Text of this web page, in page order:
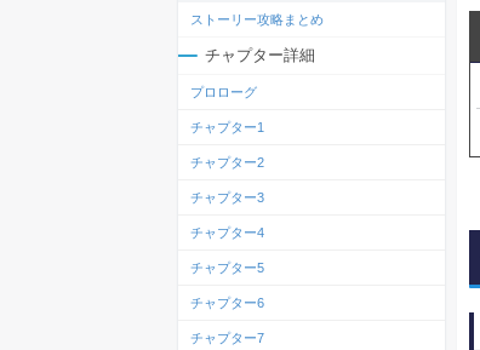
ストーリー攻略まとめ
チャプター詳細
プロローグ
チャプター1
チャプター2
チャプター3
チャプター4
チャプター5
チャプター6
チャプター7